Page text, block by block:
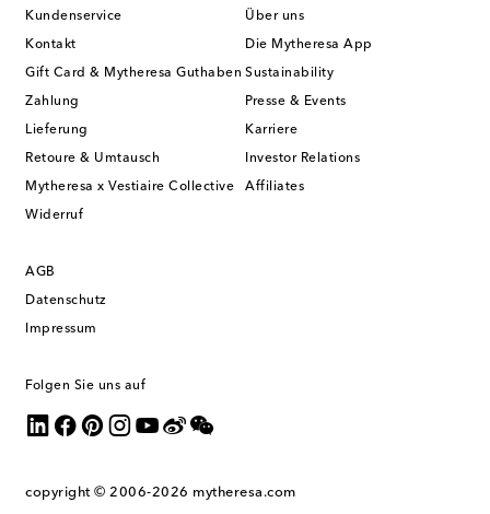
Kundenservice
Kontakt
Gift Card & Mytheresa Guthaben
Zahlung
Lieferung
Retoure & Umtausch
Mytheresa x Vestiaire Collective
Widerruf
Über uns
Die Mytheresa App
Sustainability
Presse & Events
Karriere
Investor Relations
Affiliates
AGB
Datenschutz
Impressum
Folgen Sie uns auf
copyright © 2006-2026 mytheresa.com